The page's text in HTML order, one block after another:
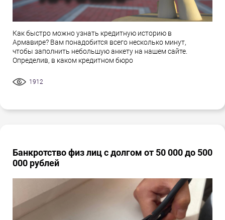
Как быстро можно узнать кредитную историю в
Армавире? Вам понадобится всего несколько минут,
чтобы заполнить небольшую анкету на нашем сайте.
Определив, в каком кредитном бюро
1912
Банкротство физ лиц с долгом от 50 000 до 500
000 рублей